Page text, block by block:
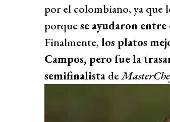
por el colombiano, ya
porque se ayudaron entre
Finalmente, los platos
Campos, pero fue la
semifinalista de